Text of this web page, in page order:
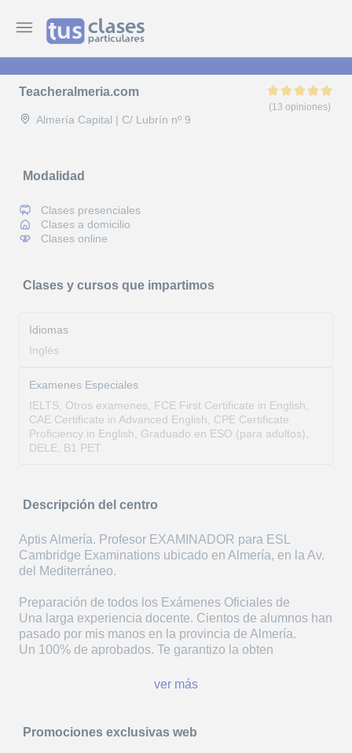
(13 opiniones)
Teacheralmeria.com
Almería Capital | C/ Lubrín nº 9
Modalidad
Clases presenciales
Clases a domicilio
Clases online
Clases y cursos que impartimos
Idiomas
Inglés
Examenes Especiales
IELTS, Otros examenes, FCE First Certificate in English,
CAE Certificate in Advanced English, CPE Certificate
Proficiency in English, Graduado en ESO (para adultos),
DELE, B1 PET
Descripción del centro
Aptis Almería. Profesor EXAMINADOR para ESL
Cambridge Examinations ubicado en Almería, en la Av.
del Mediterráneo.
Preparación de todos los Exámenes Oficiales de
Una larga experiencia docente. Cientos de alumnos han
pasado por mis manos en la provincia de Almería.
Un 100% de aprobados. Te garantizo la obten
ver más
Promociones exclusivas web